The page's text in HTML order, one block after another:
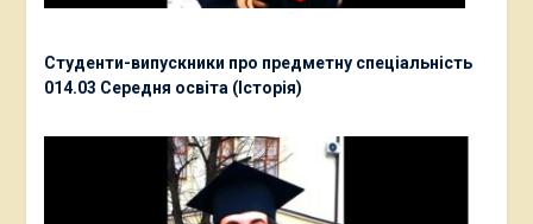
Студенти-випускники про предметну спеціальність
014.03 Середня освіта (Історія)